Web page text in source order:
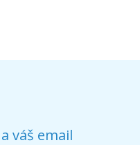
váš email